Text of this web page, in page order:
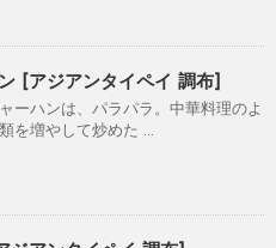
[アジアンタイペイ 調布]
ーハンは、パラパラ。中華料理のよ
を増やして炒めた ...